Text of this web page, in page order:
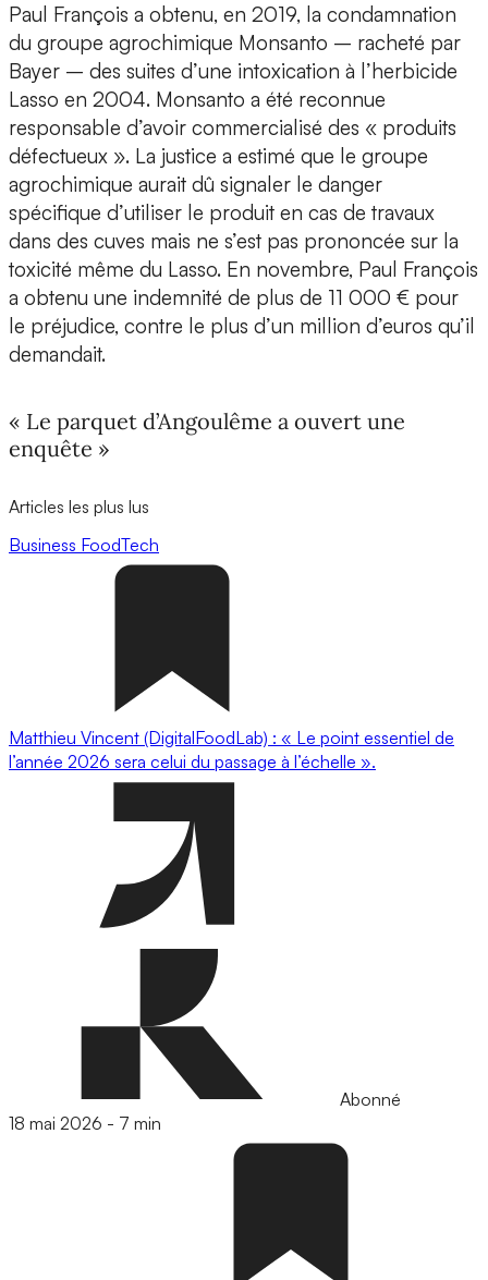
Paul François a obtenu, en 2019, la condamnation
du groupe agrochimique Monsanto – racheté par
Bayer – des suites d’une intoxication à l’herbicide
Lasso en 2004. Monsanto a été reconnue
responsable d’avoir commercialisé des « produits
défectueux ». La justice a estimé que le groupe
agrochimique aurait dû signaler le danger
spécifique d’utiliser le produit en cas de travaux
dans des cuves mais ne s’est pas prononcée sur la
toxicité même du Lasso. En novembre, Paul François
a obtenu une indemnité de plus de 11 000 € pour
le préjudice, contre le plus d’un million d’euros qu’il
demandait.
« Le parquet d’Angoulême a ouvert une
enquête »
Articles les plus lus
Business FoodTech
Matthieu Vincent (DigitalFoodLab) : « Le point essentiel de
l’année 2026 sera celui du passage à l’échelle ».
Abonné
18 mai 2026 - 7 min